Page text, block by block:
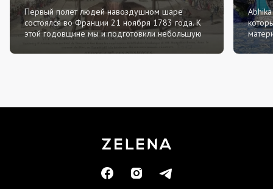
Первый полет людей навоздушном шаре
состоялся во Франции 21 ноября 1783 года. К
этой годовщине мы и подготовили небольшую